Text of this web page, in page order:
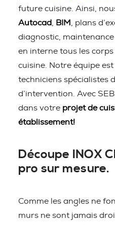
future cuisine. Ainsi,
Autocad
BIM
, plans
diagnostic,
en interne tous les
cuisine. Notre équipe
techniciens spécialistes
d’intervention. Avec
dans votre projet de
établissement!
Découpe INOX
pro sur mesure.
Comme les angles ne
murs ne sont jamais